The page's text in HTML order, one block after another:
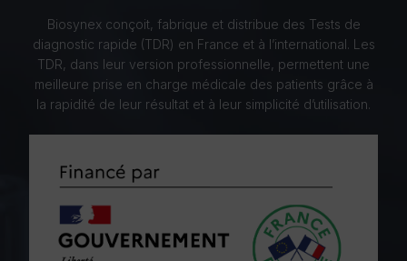
Biosynex conçoit, fabrique et distribue des Tests de
diagnostic rapide (TDR) en France et à l’international. Les
TDR, dans leur version professionnelle, permettent une
meilleure prise en charge médicale des patients grâce à
la rapidité de leur résultat et à leur simplicité d’utilisation.